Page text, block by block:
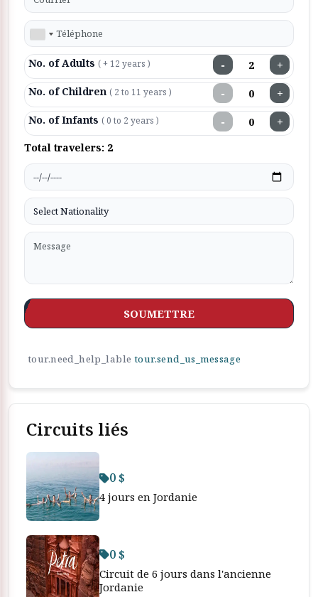
No. of Adults ( + 12 years ) − +
No. of Children ( 2 to 11 years ) − +
No. of Infants ( 0 to 2 years ) − +
Total travelers: 2
SOUMETTRE
tour.need_help_lable tour.send_us_message
Circuits liés
0 $
4 jours en Jordanie
0 $
Circuit de 6 jours dans l'ancienne
Jordanie